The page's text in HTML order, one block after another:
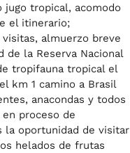
jugo tropical, acomodo
el itinerario;
almuerzo breve
de la Reserva Nacional
tropifauna tropical el
km 1 camino a Brasil
anacondas y todos
proceso de
la oportunidad de visitar
helados de frutas